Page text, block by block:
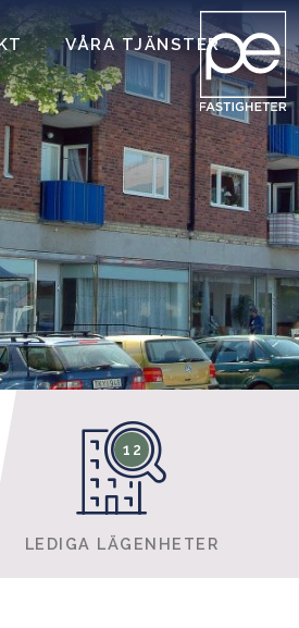
VÅRA TJÄNSTER
LEDIGA LÄGENHETER
12